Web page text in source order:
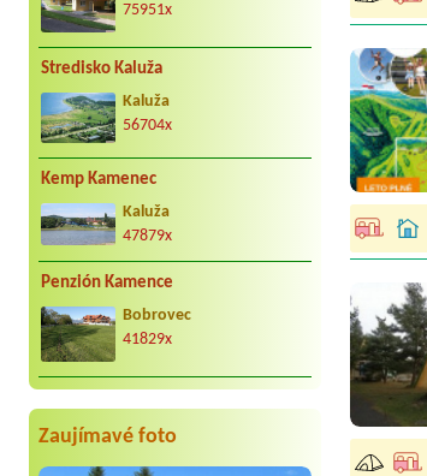
75951x
Stredisko Kaluža
Kaluža
56704x
Kemp Kamenec
Kaluža
47879x
Penzión Kamence
Bobrovec
41829x
Zaujímavé foto